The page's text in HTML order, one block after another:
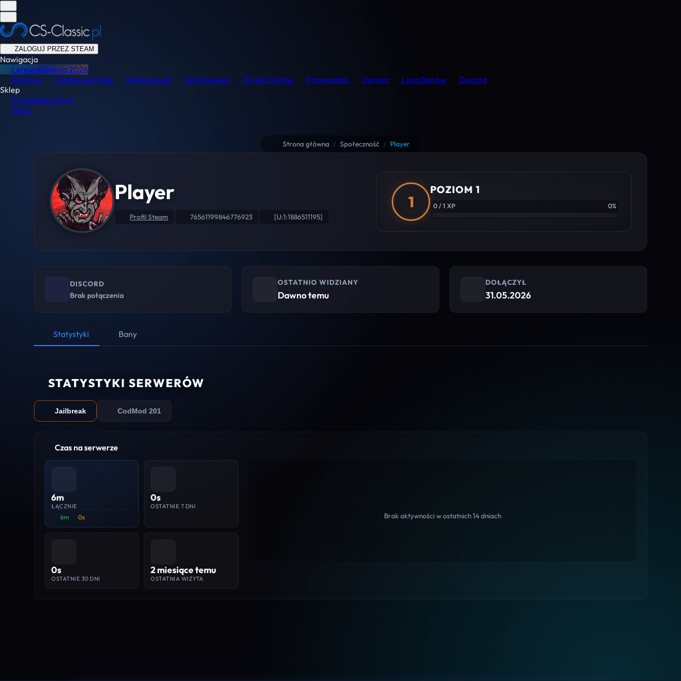
ZALOGUJ PRZEZ STEAM
Nawigacja
Letnia Kolekcja2026
Ranking
Codzienne Misje Społeczność Skinchanger Rynek Skinów Przewodnik Demka Lista Banów
Discord
Sklep
Przeglądaj usługi
Sklep
Strona główna / Społeczność / Player
Player
Profil Steam 76561199846776923 [U:1:1886511195]
1
POZIOM 1
0 / 1 XP 0%
DISCORD
Brak połączenia
OSTATNIO WIDZIANY
Dawno temu
DOŁĄCZYŁ
31.05.2026
Statystyki Bany
STATYSTYKI SERWERÓW
Jailbreak CodMod 201
Czas na serwerze
6m
ŁĄCZNIE
6m 0s
0s
OSTATNIE 7 DNI
0s
OSTATNIE 30 DNI
2 miesiące temu
OSTATNIA WIZYTA
Brak aktywności w ostatnich 14 dniach